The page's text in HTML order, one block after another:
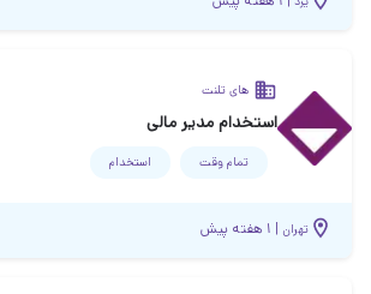
های تلنت
استخدام مدیر مالی
تمام وقت استخدام
تهران | ۱ هفته پیش